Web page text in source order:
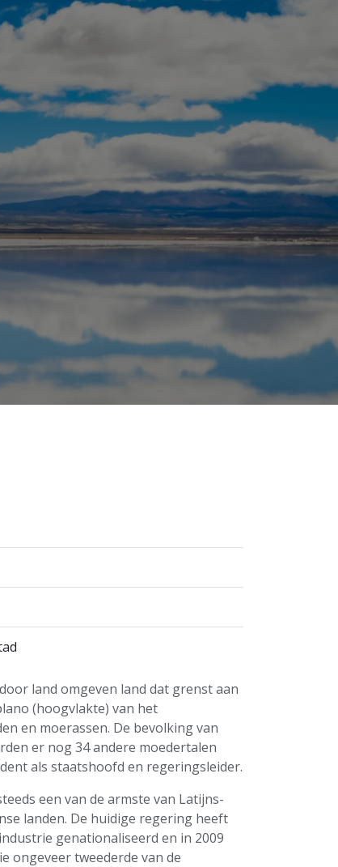
land omgeven land dat grenst aan
(hoogvlakte) van het
en moerassen. De bevolking van
er nog 34 andere moedertalen
als staatshoofd en regeringsleider.
een van de armste van Latijns-
landen. De huidige regering heeft
genationaliseerd en in 2009
ongeveer tweederde van de